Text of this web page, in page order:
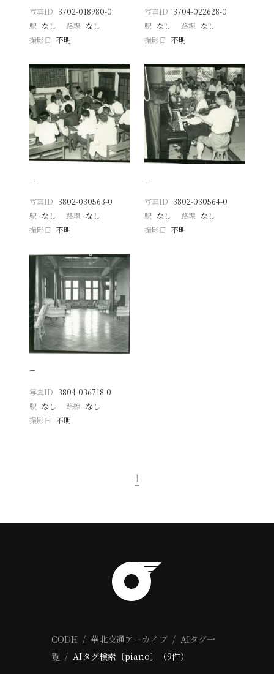
写真ID 3702-018980-0
駅 なし 路線 なし
撮影日
不明
写真ID 3704-022628-0
駅 なし 路線 なし
撮影日 不明
−
写真ID 3802-030563-0
駅 なし 路線 なし
撮影日
不明
−
写真ID 3802-030564-0
駅 なし 路線 なし
撮影日 不明
−
写真ID 3804-036718-0
駅 なし 路線 なし
撮影日
不明
1
CODH 華北交通アーカイブ
AIタグ一
覧
AIタグ検索〔piano〕（9件）